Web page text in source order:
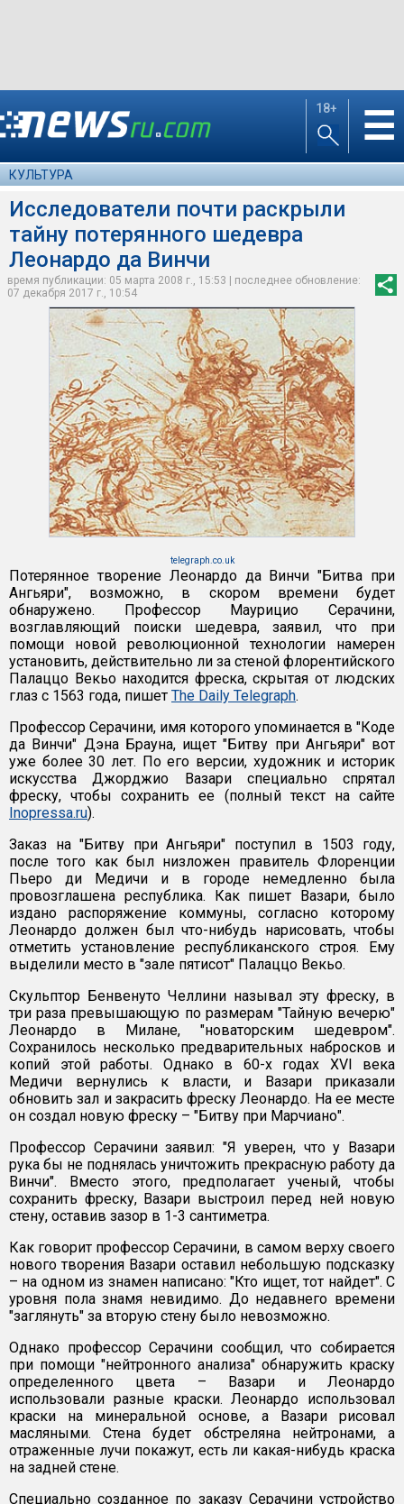
18+ ☰
КУЛЬТУРА
Исследователи почти раскрыли
тайну потерянного шедевра
Леонардо да Винчи
время публикации: 05 марта 2008 г., 15:53 | последнее обновление:
07 декабря 2017 г., 10:54
telegraph.co.uk
Потерянное творение Леонардо да Винчи "Битва при
Ангьяри", возможно, в скором времени будет
обнаружено. Профессор Маурицио Серачини,
возглавляющий поиски шедевра, заявил, что при
помощи новой революционной технологии намерен
установить, действительно ли за стеной флорентийского
Палаццо Векьо находится фреска, скрытая от людских
глаз с 1563 года, пишет The Daily Telegraph.
Профессор Серачини, имя которого упоминается в "Коде
да Винчи" Дэна Брауна, ищет "Битву при Ангьяри" вот
уже более 30 лет. По его версии, художник и историк
искусства Джорджио Вазари специально спрятал
фреску, чтобы сохранить ее (полный текст на сайте
Inopressa.ru).
Заказ на "Битву при Ангьяри" поступил в 1503 году,
после того как был низложен правитель Флоренции
Пьеро ди Медичи и в городе немедленно была
провозглашена республика. Как пишет Вазари, было
издано распоряжение коммуны, согласно которому
Леонардо должен был что-нибудь нарисовать, чтобы
отметить установление республиканского строя. Ему
выделили место в "зале пятисот" Палаццо Векьо.
Скульптор Бенвенуто Челлини называл эту фреску, в
три раза превышающую по размерам "Тайную вечерю"
Леонардо в Милане, "новаторским шедевром".
Сохранилось несколько предварительных набросков и
копий этой работы. Однако в 60-х годах XVI века
Медичи вернулись к власти, и Вазари приказали
обновить зал и закрасить фреску Леонардо. На ее месте
он создал новую фреску – "Битву при Марчиано".
Профессор Серачини заявил: "Я уверен, что у Вазари
рука бы не поднялась уничтожить прекрасную работу да
Винчи". Вместо этого, предполагает ученый, чтобы
сохранить фреску, Вазари выстроил перед ней новую
стену, оставив зазор в 1-3 сантиметра.
Как говорит профессор Серачини, в самом верху своего
нового творения Вазари оставил небольшую подсказку
– на одном из знамен написано: "Кто ищет, тот найдет". С
уровня пола знамя невидимо. До недавнего времени
"заглянуть" за вторую стену было невозможно.
Однако профессор Серачини сообщил, что собирается
при помощи "нейтронного анализа" обнаружить краску
определенного цвета – Вазари и Леонардо
использовали разные краски. Леонардо использовал
краски на минеральной основе, а Вазари рисовал
масляными. Стена будет обстреляна нейтронами, а
отраженные лучи покажут, есть ли какая-нибудь краска
на задней стене.
Специально созданное по заказу Серачини устройство